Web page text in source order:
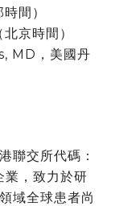
間）
京時間）
MD，美國丹
聯交所代碼：
，致力於研
域全球患者尚